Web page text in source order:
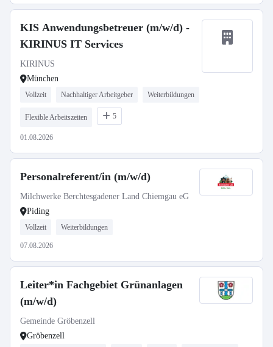
KIS Anwendungsbetreuer (m/w/d) -
KIRINUS IT Services
KIRINUS
München
Vollzeit Nachhaltiger Arbeitgeber Weiterbildungen
Flexible Arbeitszeiten 5
01.08.2026
Personalreferent/in (m/w/d)
Milchwerke Berchtesgadener Land Chiemgau eG
Piding
Vollzeit Weiterbildungen
07.08.2026
Leiter*in Fachgebiet Grünanlagen
(m/w/d)
Gemeinde Gröbenzell
Gröbenzell